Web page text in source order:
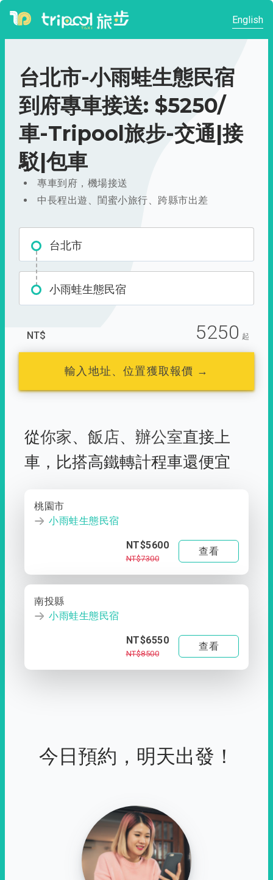
English
台北市-小雨蛙生態民宿
到府專車接送: $5250/
車-Tripool旅步-交通|接
駁|包車
專車到府，機場接送
中長程出遊、閨蜜小旅行、跨縣市出差
台北市
小雨蛙生態民宿
NT$ 5250 起
輸入地址、位置獲取報價 →
從你家、 飯店、 辦公室直接上
車， 比搭高鐵轉計程車還便宜
桃園市
小雨蛙生態民宿
NT$5600
NT$7300
查看
南投縣
小雨蛙生態民宿
NT$6550
NT$8500
查看
今日預約，明天出發！